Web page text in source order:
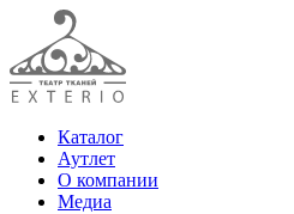
Каталог
Аутлет
О компании
Медиа